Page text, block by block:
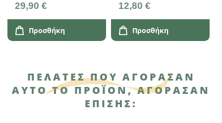
29,90 €
Προσθήκη
12,80 €
Προσθήκη
ΠΕΛΆΤΕΣ ΠΟΥ ΑΓΌΡΑΣΑΝ
ΑΥΤΌ ΤΟ ΠΡΟΪΌΝ, ΑΓΌΡΑΣΑΝ
ΕΠΊΣΗΣ: